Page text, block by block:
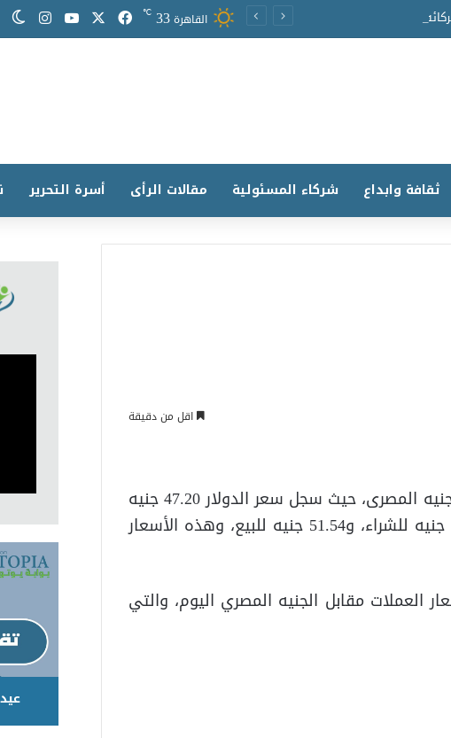
القاهرة33
℃
ثقافة وابداع شركاء المسئولية مقالات الرأى أسرة التحرير
اقل من دقيقة
ننشر أسعار العملات اليوم الاثنين 18-3-2024، أمام الجنيه المصرى، حيث سجل سعر الدولار 47.20 جنيه
للشراء، و47.30 جنيه للبيع، وسعر اليورو سجل 51.35 جنيه للشراء، و51.54 جنيه للبيع، وهذه الأسعار
العملات مقابل الجنيه المصري اليوم، والتي